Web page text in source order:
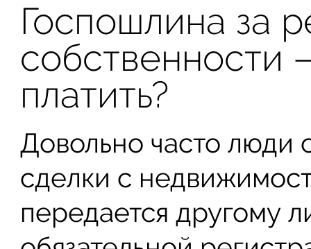
Госпошлина за
собственности
платить?
Довольно часто люди
сделки с
передается другому